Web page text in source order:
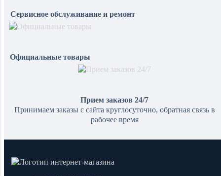
Сервисное обслуживание и ремонт
Официальные товары
Прием заказов 24/7
Принимаем заказы с сайта круглосуточно, обратная связь в
рабочее время